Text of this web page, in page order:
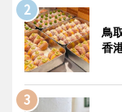
鳥
香